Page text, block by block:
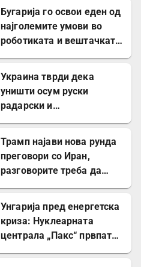
Бугарија го освои еден од
најголемите умови во
роботиката и вештачката
Украина тврди дека
уништи осум руски
радарски и
во Краснодар
Трамп најави нова рунда
преговори со Иран,
разговорите треба да
Унгарија пред енергетска
криза: Нуклеарната
централа „Пакс“ првпат